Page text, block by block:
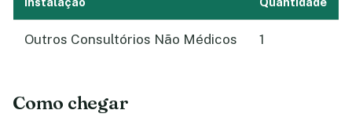
Outros Consultórios Não Médicos 1
Como chegar